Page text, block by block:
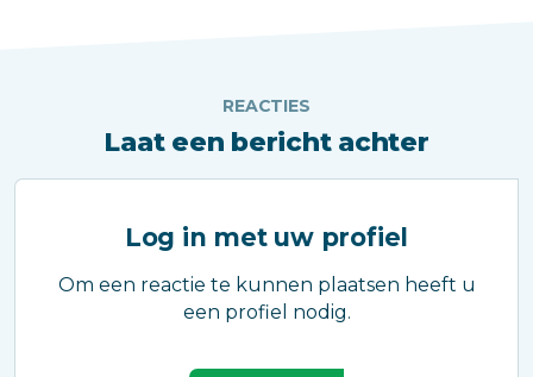
REACTIES
Laat een bericht achter
Log in met uw profiel
Om een reactie te kunnen plaatsen heeft u
een profiel nodig.